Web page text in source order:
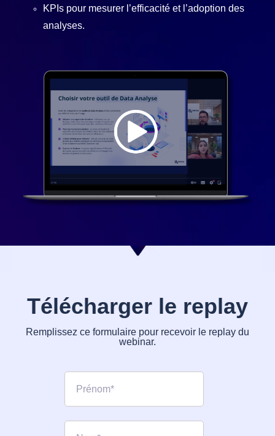
KPIs pour mesurer l’efficacité et l’adoption des
analyses.
Télécharger le replay
Remplissez ce formulaire pour recevoir le replay du
webinar.